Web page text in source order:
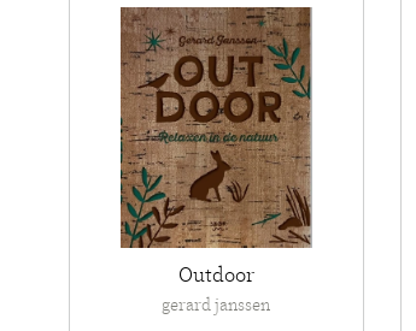
Outdoor
gerard janssen